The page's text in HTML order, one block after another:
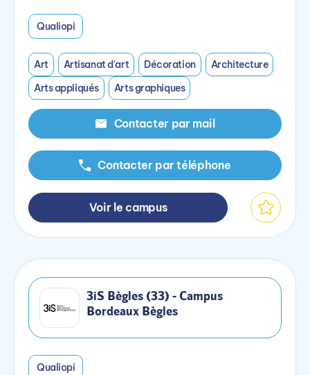
Qualiopi
Art Artisanat d'art Décoration
Architecture
Arts appliqués
Arts graphiques
Contacter par mail
Contacter par téléphone
Voir le campus
3iS Bègles (33) - Campus
Bordeaux Bègles
Qualiopi